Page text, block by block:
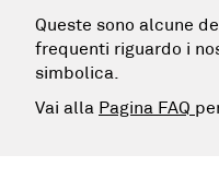
Queste sono alcune
frequenti riguardo i
simbolica.
Vai alla Pagina FAQ